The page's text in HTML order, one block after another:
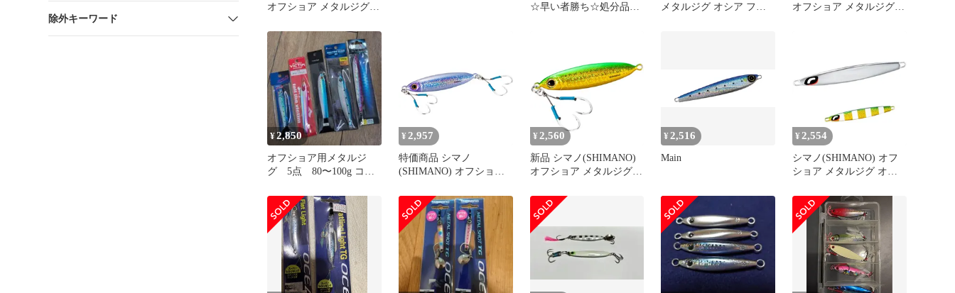
除外キーワード
オフショア メタルジグ
80g JU-S08W 008 Sブルー
グリーン
☆早い者勝ち☆処分品☆
メタルジグ オシア フォ
オフショア メタルジグ
¥2,850
オフショア用メタルジ
グ 5点 80〜100g コ
ックス等
¥ 2,957
特価商品 シマノ
(SHIMANO) オフショア
ットライト 80g JU-S08W
007 Sケイムラベイト
¥ 2,560
新品 シマノ(SHIMANO)
オフショア メタルジグ
60g JU-S06W 003 Sグリキ
ン
¥ 2,516
Main
¥ 2,554
シマノ(SHIMANO) オフ
ショア メタルジグ オシ
イ センターサーディン
50g JT-705L 013 Sグリキ
ンゼフラ